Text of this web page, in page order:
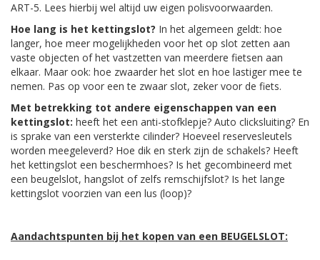
ART-5. Lees hierbij wel altijd uw eigen polisvoorwaarden.
Hoe lang is het kettingslot? In het algemeen geldt: hoe
langer, hoe meer mogelijkheden voor het op slot zetten aan
vaste objecten of het vastzetten van meerdere fietsen aan
elkaar. Maar ook: hoe zwaarder het slot en hoe lastiger mee te
nemen. Pas op voor een te zwaar slot, zeker voor de fiets.
Met betrekking tot andere eigenschappen van een
kettingslot: heeft het een anti-stofklepje? Auto clicksluiting? En
is sprake van een versterkte cilinder? Hoeveel reservesleutels
worden meegeleverd? Hoe dik en sterk zijn de schakels? Heeft
het kettingslot een beschermhoes? Is het gecombineerd met
een beugelslot, hangslot of zelfs remschijfslot? Is het lange
kettingslot voorzien van een lus (loop)?
Aandachtspunten bij het kopen van een BEUGELSLOT: